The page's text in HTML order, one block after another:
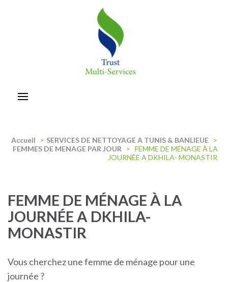
Accueil > SERVICES DE NETTOYAGE A TUNIS & BANLIEUE >
FEMMES DE MENAGE PAR JOUR
> FEMME DE MÉNAGE À LA
JOURNÉE A DKHILA- MONASTIR
FEMME DE MÉNAGE À LA
JOURNÉE A DKHILA-
MONASTIR
Vous cherchez une femme de ménage pour une
journée ?